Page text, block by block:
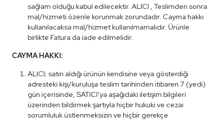
sağlam olduğu kabul edilecektir. ALICI , Teslimden sonra
mal/hizmeti özenle korunmak zorundadır. Cayma hakkı
kullanılacaksa mal/hizmet kullanılmamalıdır. Ürünle
birlikte Fatura da iade edilmelidir.
CAYMA HAKKI:
ALICI; satın aldığı ürünün kendisine veya gösterdiği
adresteki kişi/kuruluşa teslim tarihinden itibaren 7 (yedi)
gün içerisinde, SATICI’ya aşağıdaki iletişim bilgileri
üzerinden bildirmek şartıyla hiçbir hukuki ve cezai
sorumluluk üstlenmeksizin ve hiçbir gerekçe